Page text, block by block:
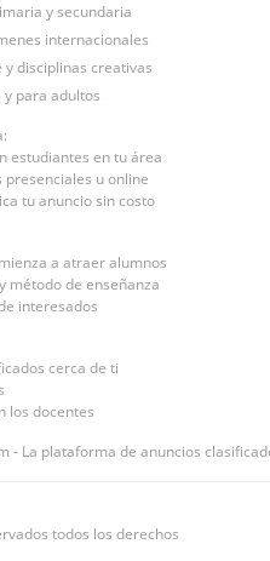
y secundaria
internacionales
disciplinas creativas
para adultos
estudiantes en tu área
presenciales u online
tu anuncio sin costo
a atraer alumnos
método de enseñanza
interesados
cerca de ti
los docentes
- La plataforma de anuncios
todos los derechos